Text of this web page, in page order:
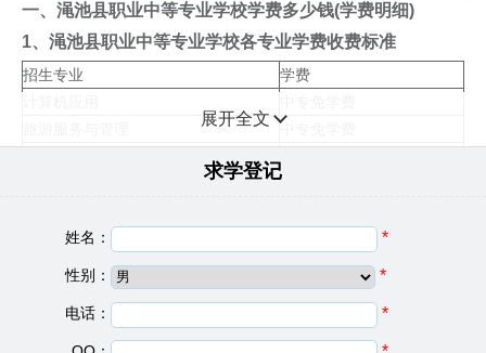
一、渑池县职业中等专业学校学费多少钱(学费明细)
1、渑池县职业中等专业学校各专业学费收费标准
招生专业
学费
中专免学费
中专免学费
建筑工程施工
2、渑池县职业中等专业学校资助政策
学校有完善的助学政策，帮助同学们顺利的完成学业，中
职学段的学生资助政策由四部分组成，分别是国家奖学
金、国家助学金、国家免学费、脱贫享受政策家庭(原建档
展开全文
求学登记
姓名： *
性别： *
电话： *